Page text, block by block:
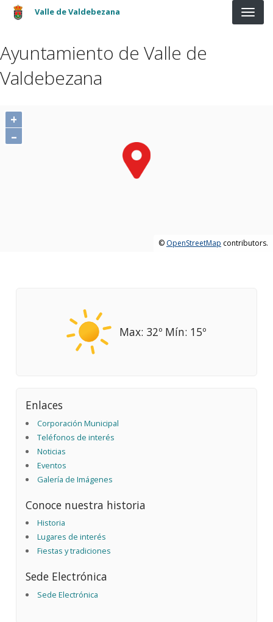
Pasar al contenido principal
Valle de Valdebezana
Ayuntamiento de Valle de
Valdebezana
+
–
© OpenStreetMap contributors.
Max: 32º Mín: 15º
Enlaces
Corporación Municipal
Teléfonos de interés
Noticias
Eventos
Galería de Imágenes
Conoce nuestra historia
Historia
Lugares de interés
Fiestas y tradiciones
Sede Electrónica
Sede Electrónica